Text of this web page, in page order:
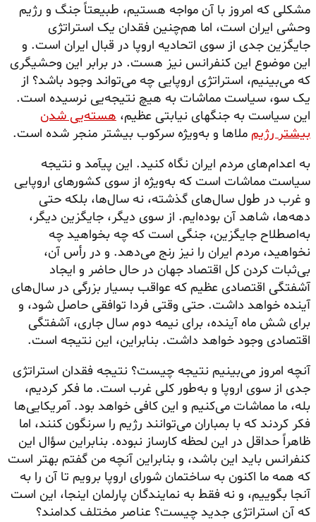
مشکلی که امروز با آن مواجه هستیم، طبیعتاً جنگ و رژیم
وحشی ایران است، اما هم‌چنین فقدان یک استراتژی
جایگزین جدی از سوی اتحادیه اروپا در قبال ایران است. و
این موضوع این کنفرانس نیز هست. در برابر این وحشیگری
که می‌بینیم، استراتژی اروپایی چه می‌تواند وجود باشد؟ از
یک سو، سیاست مماشات به هیچ نتیجه‌یی نرسیده است.
این سیاست به جنگهای نیابتی عظیم، هسته‌یی شدن
بیشتر رژیم ملاها و به‌ویژه سرکوب بیشتر منجر شده است.
به اعدام‌های مردم ایران نگاه کنید. این پیآمد و نتیجه
سیاست مماشات است که به‌ویژه از سوی کشورهای اروپایی
و غرب در طول سال‌های گذشته، نه سال‌ها، بلکه حتی
دهه‌ها، شاهد آن بوده‌ایم. از سوی دیگر، جایگزین دیگر،
به‌اصطلاح جایگزین، جنگی است که چه بخواهید چه
نخواهید، مردم ایران را نیز رنج می‌دهد. و در رأس آن،
بی‌ثبات کردن کل اقتصاد جهان در حال حاضر و ایجاد
آشفتگی اقتصادی عظیم که عواقب بسیار بزرگی در سال‌های
آینده خواهد داشت. حتی وقتی فردا توافقی حاصل شود، و
برای شش ماه آینده، برای نیمه دوم سال جاری، آشفتگی
اقتصادی وجود خواهد داشت. بنابراین، این نتیجه است.
آنچه امروز می‌بینیم نتیجه چیست؟ نتیجه فقدان استراتژی
جدی از سوی اروپا و به‌طور کلی غرب است. ما فکر کردیم،
بله، ما مماشات می‌کنیم و این کافی خواهد بود. آمریکایی‌ها
فکر کردند که با بمباران می‌توانند رژیم را سرنگون کنند، اما
ظاهراً حداقل در این لحظه کارساز نبوده. بنابراین سؤال این
کنفرانس باید این باشد، و بنابراین آنچه من گفتم بهتر است
که همه ما اکنون به ساختمان شورای اروپا برویم تا آن را به
آنجا بگوییم، و نه فقط به نمایندگان پارلمان اینجا، این است
که آن استراتژی جدید چیست؟ عناصر مختلف کدامند؟